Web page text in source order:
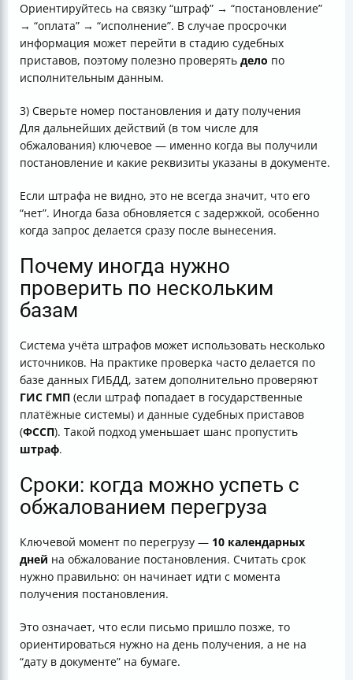
Ориентируйтесь на связку “штраф” → “постановление”
→ “оплата” → “исполнение”. В случае просрочки
информация может перейти в стадию судебных
приставов, поэтому полезно проверять дело по
исполнительным данным.
3) Сверьте номер постановления и дату получения
Для дальнейших действий (в том числе для
обжалования) ключевое — именно когда вы получили
постановление и какие реквизиты указаны в документе.
Если штрафа не видно, это не всегда значит, что его
“нет”. Иногда база обновляется с задержкой, особенно
когда запрос делается сразу после вынесения.
Почему иногда нужно
проверить по нескольким
базам
Система учёта штрафов может использовать несколько
источников. На практике проверка часто делается по
базе данных ГИБДД, затем дополнительно проверяют
ГИС ГМП (если штраф попадает в государственные
платёжные системы) и данные судебных приставов
(ФССП). Такой подход уменьшает шанс пропустить
штраф.
Сроки: когда можно успеть с
обжалованием перегруза
Ключевой момент по перегрузу — 10 календарных
дней на обжалование постановления. Считать срок
нужно правильно: он начинает идти с момента
получения постановления.
Это означает, что если письмо пришло позже, то
ориентироваться нужно на день получения, а не на
“дату в документе” на бумаге.